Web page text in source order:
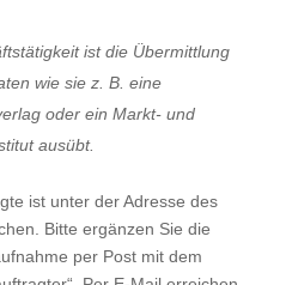
ist die Übermittlung
wie sie z. B. eine
oder ein Markt- und
ausübt.
ist unter der Adresse des
Bitte ergänzen Sie die
per Post mit dem